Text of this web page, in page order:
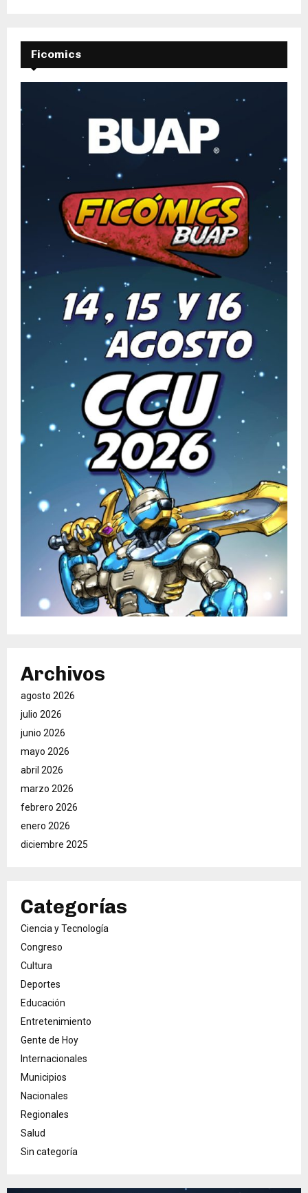
Ficomics
Archivos
agosto 2026
julio 2026
junio 2026
mayo 2026
abril 2026
marzo 2026
febrero 2026
enero 2026
diciembre 2025
Categorías
Ciencia y Tecnología
Congreso
Cultura
Deportes
Educación
Entretenimiento
Gente de Hoy
Internacionales
Municipios
Nacionales
Regionales
Salud
Sin categoría